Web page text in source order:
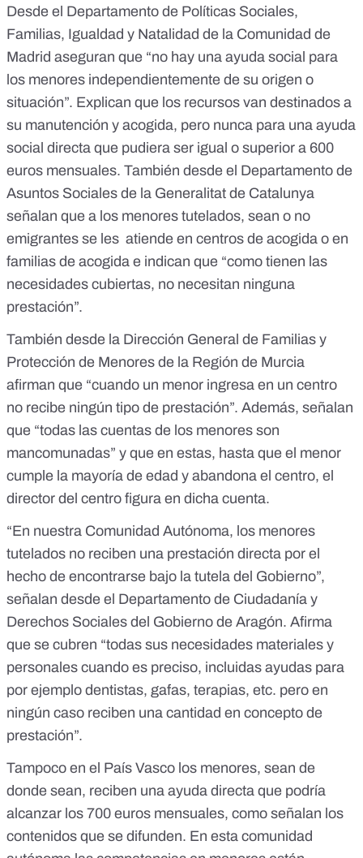
Desde el Departamento de Políticas Sociales,
Familias, Igualdad y Natalidad de la Comunidad de
Madrid aseguran que “no hay una ayuda social para
los menores independientemente de su origen o
situación”. Explican que los recursos van destinados a
su manutención y acogida, pero nunca para una ayuda
social directa que pudiera ser igual o superior a 600
euros mensuales. También desde el Departamento de
Asuntos Sociales de la Generalitat de Catalunya
señalan que a los menores tutelados, sean o no
emigrantes se les atiende en centros de acogida o en
familias de acogida e indican que “como tienen las
necesidades cubiertas, no necesitan ninguna
prestación”.
También desde la Dirección General de Familias y
Protección de Menores de la Región de Murcia
afirman que “cuando un menor ingresa en un centro
no recibe ningún tipo de prestación”. Además, señalan
que “todas las cuentas de los menores son
mancomunadas” y que en estas, hasta que el menor
cumple la mayoría de edad y abandona el centro, el
director del centro figura en dicha cuenta.
“En nuestra Comunidad Autónoma, los menores
tutelados no reciben una prestación directa por el
hecho de encontrarse bajo la tutela del Gobierno”,
señalan desde el Departamento de Ciudadanía y
Derechos Sociales del Gobierno de Aragón. Afirma
que se cubren “todas sus necesidades materiales y
personales cuando es preciso, incluidas ayudas para
por ejemplo dentistas, gafas, terapias, etc. pero en
ningún caso reciben una cantidad en concepto de
prestación”.
Tampoco en el País Vasco los menores, sean de
donde sean, reciben una ayuda directa que podría
alcanzar los 700 euros mensuales, como señalan los
contenidos que se difunden. En esta comunidad